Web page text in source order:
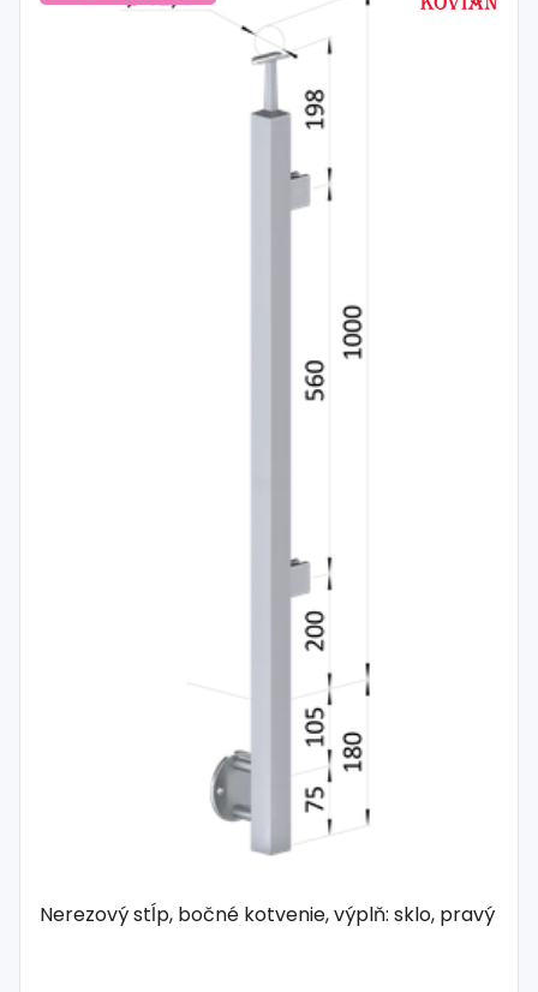
Nerezový stĺp, bočné kotvenie, výplň: sklo, pravý